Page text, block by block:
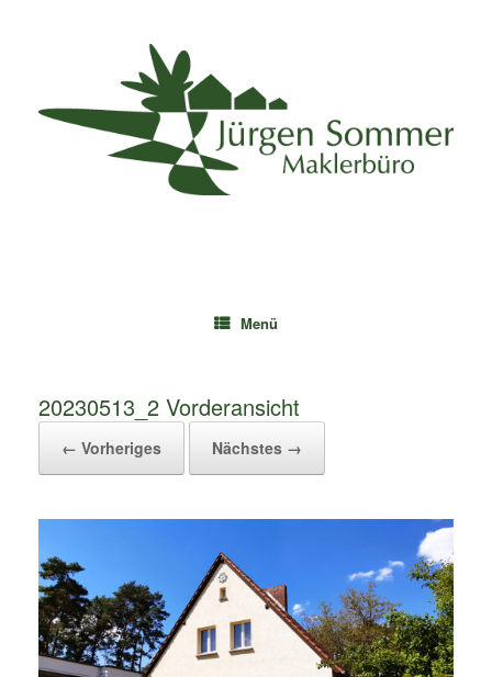
Menü
20230513_2 Vorderansicht
← Vorheriges Nächstes →